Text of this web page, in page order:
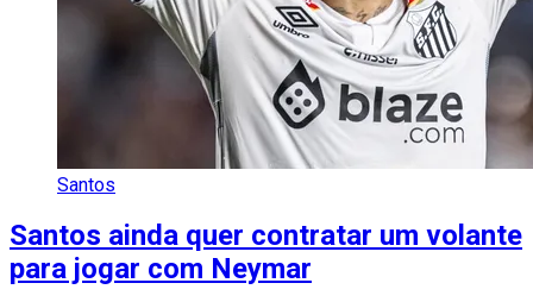
Santos
Santos ainda quer contratar um volante
para jogar com Neymar